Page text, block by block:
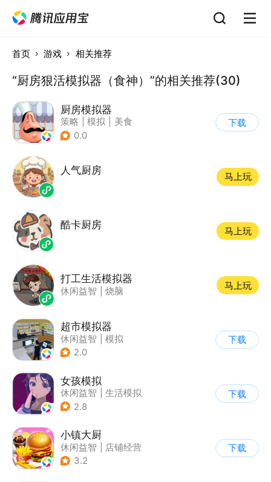
首页 游戏 相关推荐
“厨房狠活模拟器（食神）”的相关推荐(30)
厨房模拟器
策略 模拟
美食
| 剧情
0.0
下载
人气厨房
马上玩
酷卡厨房
马上玩
打工生活模拟器
休闲益智 烧脑
马上玩
超市模拟器
休闲益智
模拟
| 文字游戏
2.0
下载
女孩模拟
休闲益智
生活模拟
| 校园
2.8
下载
小镇大厨
休闲益智
店铺经营
| 美食
3.2
下载